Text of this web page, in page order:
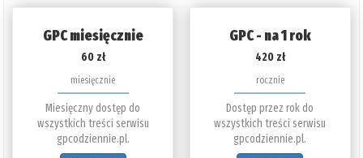
GPC miesięcznie
60 zł
miesięcznie
Miesięczny dostęp do
wszystkich treści serwisu
gpcodziennie.pl.
GPC - na 1 rok
420 zł
rocznie
Dostęp przez rok do
wszystkich treści serwisu
gpcodziennie.pl.